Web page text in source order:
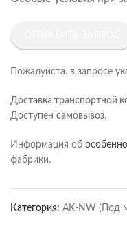
Пожалуйста. в запросе
Доставка транспортной
Доступен самовывоз.
Информация об
фабрики.
Категория: AK-NW (Под